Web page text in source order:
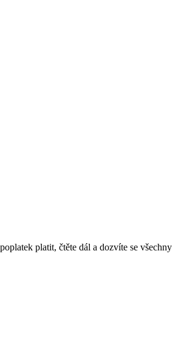
platit, čtěte dál a dozvíte se všechny